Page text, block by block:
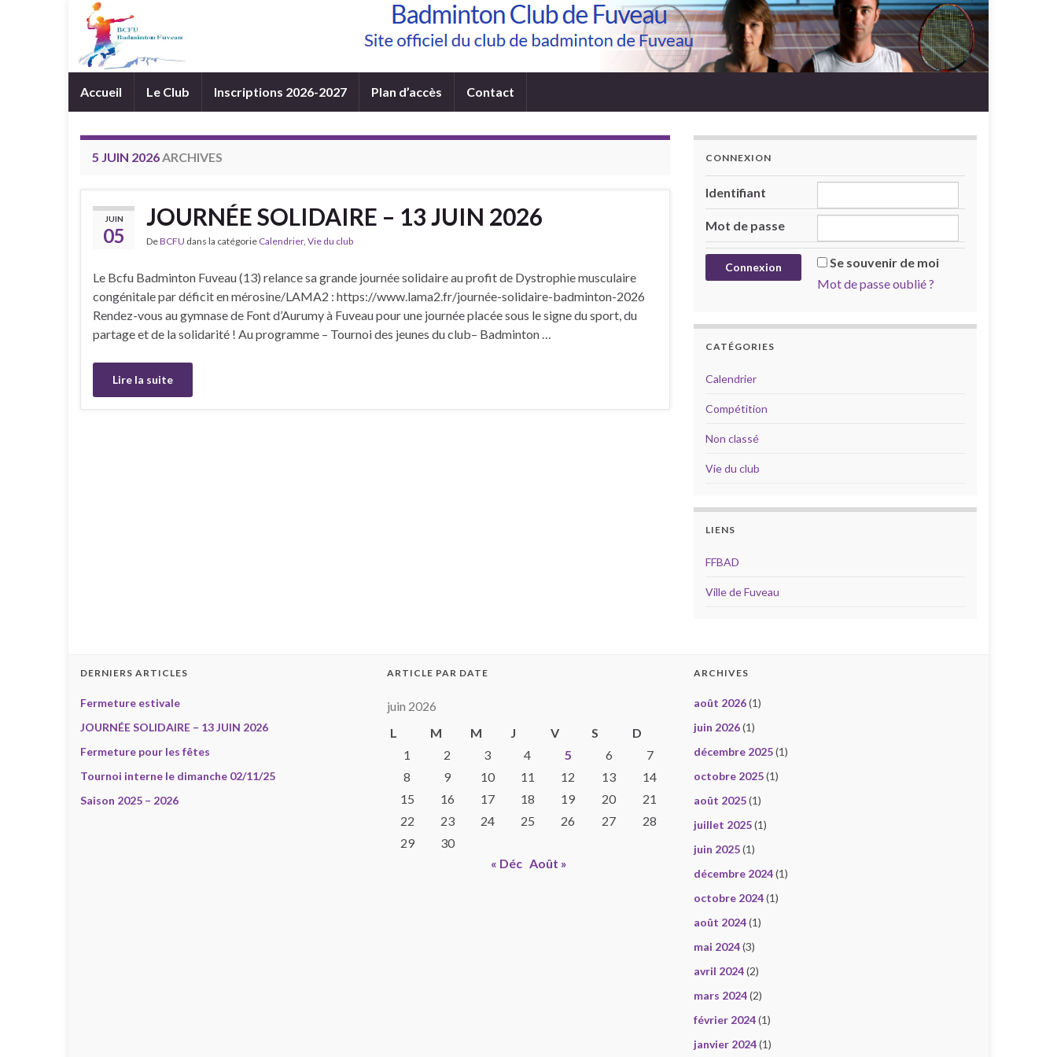
Accueil Le Club Inscriptions 2026-2027 Plan d’accès Contact
5 JUIN 2026ARCHIVES
JUIN
05
JOURNÉE SOLIDAIRE – 13 JUIN 2026
DeBCFU dans la catégorie Calendrier, Vie du club
Le Bcfu Badminton Fuveau (13) relance sa grande journée solidaire au profit de Dystrophie musculaire
congénitale par déficit en mérosine/LAMA2 : https://www.lama2.fr/journée-solidaire-badminton-2026
Rendez-vous au gymnase de Font d’Aurumy à Fuveau pour une journée placée sous le signe du sport, du
partage et de la solidarité ! Au programme – Tournoi des jeunes du club– Badminton …
Lire la suite
CONNEXION
Identifiant
Mot de passe
Se souvenir de moi
Mot de passe oublié ?
CATÉGORIES
Calendrier
Compétition
Non classé
Vie du club
LIENS
FFBAD
Ville de Fuveau
DERNIERS ARTICLES
Fermeture estivale
JOURNÉE SOLIDAIRE – 13 JUIN 2026
Fermeture pour les fêtes
Tournoi interne le dimanche 02/11/25
Saison 2025 – 2026
ARTICLE PAR DATE
juin 2026
L
M M J V S
D
1
2 3 4 5 6
7
8
9 10 11 12 13
14
15
16 17 18 19 20
21
22
23 24 25 26 27
28
29
30
« Déc Août »
ARCHIVES
août 2026(1)
juin 2026(1)
décembre 2025(1)
octobre 2025(1)
août 2025(1)
juillet 2025(1)
juin 2025(1)
décembre 2024(1)
octobre 2024(1)
août 2024(1)
mai 2024(3)
avril 2024(2)
mars 2024(2)
février 2024(1)
janvier 2024(1)